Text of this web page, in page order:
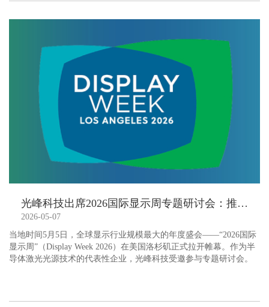
光峰科技出席2026国际显示周专题研讨会：推动AR激光显示迈向规模化
2026-05-07
当地时间5月5日，全球显示行业规模最大的年度盛会——“2026国际
显示周”（Display Week 2026）在美国洛杉矶正式拉开帷幕。作为半
导体激光光源技术的代表性企业，光峰科技受邀参与专题研讨会。